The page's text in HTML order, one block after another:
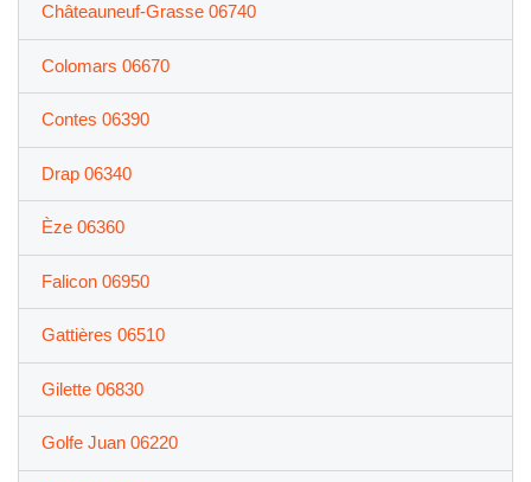
Châteauneuf-Grasse 06740
Colomars 06670
Contes 06390
Drap 06340
Èze 06360
Falicon 06950
Gattières 06510
Gilette 06830
Golfe Juan 06220